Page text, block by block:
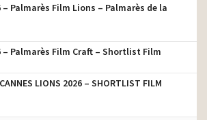
– Palmarès Film Lions – Palmarès de la
– Palmarès Film Craft – Shortlist Film
LIONS 2026 – SHORTLIST FILM